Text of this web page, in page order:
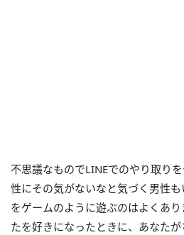
不思議なものでLINEでのやり取り
性にその気がないなと気づく男性
をゲームのように遊ぶのはよくあ
たを好きになったときに、あなた